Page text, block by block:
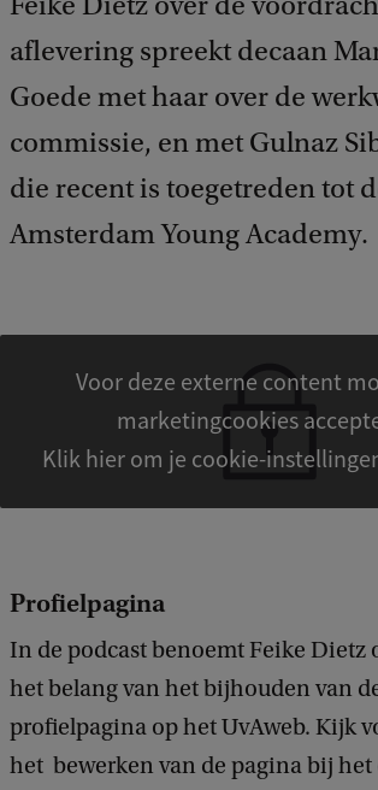
aflevering spreekt decaan
Goede met haar over de
commissie, en met Gulnaz
die recent is toegetreden tot
Amsterdam Young Academy.
Voor deze externe content
marketingcookies
Klik hier om je cookie-
Profielpagina
In de podcast benoemt Feike Dietz
het belang van het bijhouden van
profielpagina op het UvAweb. Kijk
het bewerken van de pagina bij